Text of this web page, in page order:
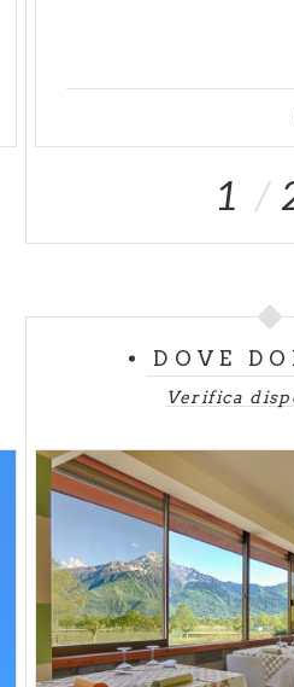
1
DOVE
Verifica